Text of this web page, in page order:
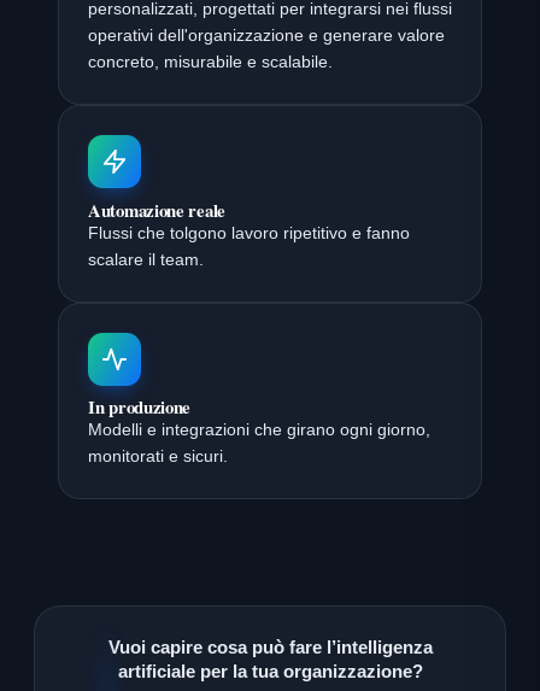
personalizzati, progettati per integrarsi nei flussi
operativi dell'organizzazione e generare valore
concreto, misurabile e scalabile.
Automazione reale
Flussi che tolgono lavoro ripetitivo e fanno
scalare il team.
In produzione
Modelli e integrazioni che girano ogni giorno,
monitorati e sicuri.
Vuoi capire cosa può fare l’intelligenza
artificiale per la tua organizzazione?